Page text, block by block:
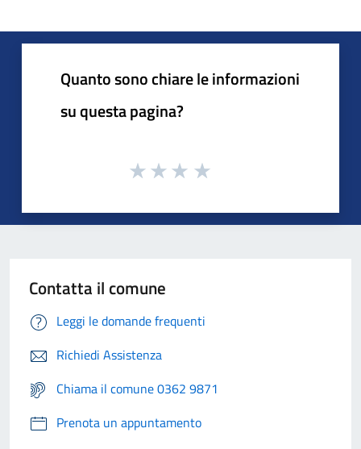
Quanto sono chiare le informazioni
su questa pagina?
Contatta il comune
Leggi le domande frequenti
Richiedi Assistenza
Chiama il comune 0362 9871
Prenota un appuntamento